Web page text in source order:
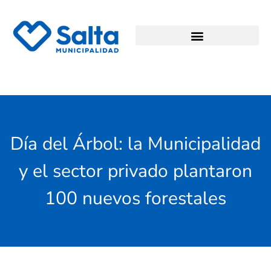
Día del Árbol: la Municipalidad
y el sector privado plantaron
100 nuevos forestales